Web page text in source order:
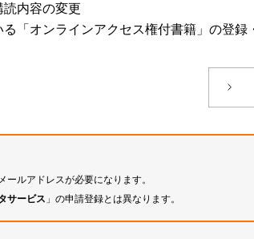
読内容の変更
る「オンラインアクセス権付書籍」の登録
ールアドレスが必要になります。
サービス 」の申請登録とは異なります。